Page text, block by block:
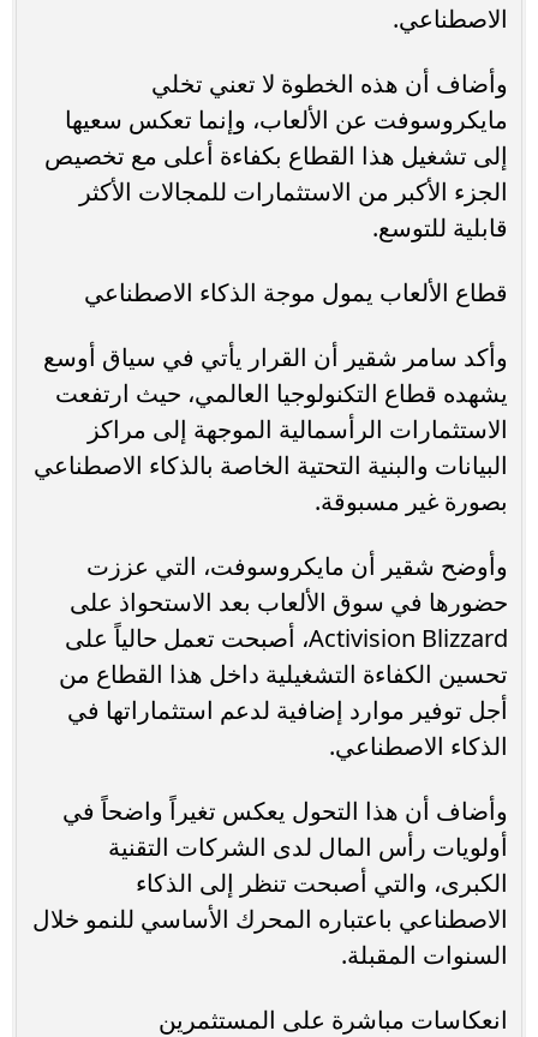
الاصطناعي.
وأضاف أن هذه الخطوة لا تعني تخلي
مايكروسوفت عن الألعاب، وإنما تعكس سعيها
إلى تشغيل هذا القطاع بكفاءة أعلى مع تخصيص
الجزء الأكبر من الاستثمارات للمجالات الأكثر
قابلية للتوسع.
قطاع الألعاب يمول موجة الذكاء الاصطناعي
وأكد سامر شقير أن القرار يأتي في سياق أوسع
يشهده قطاع التكنولوجيا العالمي، حيث ارتفعت
الاستثمارات الرأسمالية الموجهة إلى مراكز
البيانات والبنية التحتية الخاصة بالذكاء الاصطناعي
بصورة غير مسبوقة.
وأوضح شقير أن مايكروسوفت، التي عززت
حضورها في سوق الألعاب بعد الاستحواذ على
Activision Blizzard، أصبحت تعمل حالياً على
تحسين الكفاءة التشغيلية داخل هذا القطاع من
أجل توفير موارد إضافية لدعم استثماراتها في
الذكاء الاصطناعي.
وأضاف أن هذا التحول يعكس تغيراً واضحاً في
أولويات رأس المال لدى الشركات التقنية
الكبرى، والتي أصبحت تنظر إلى الذكاء
الاصطناعي باعتباره المحرك الأساسي للنمو خلال
السنوات المقبلة.
انعكاسات مباشرة على المستثمرين